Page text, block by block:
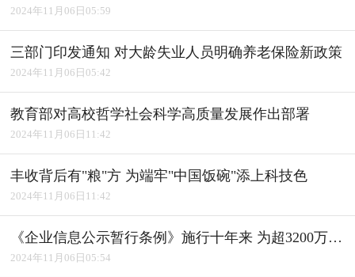
2024年11月06日05:59
三部门印发通知 对大龄失业人员明确养老保险新政策
2024年11月06日05:42
教育部对高校哲学社会科学高质量发展作出部署
2024年11月06日11:42
丰收背后有"粮"方 为端牢"中国饭碗"添上科技色
2024年11月06日11:42
《企业信息公示暂行条例》施行十年来 为超3200万户经营主体修复信用
2024年11月06日05:54